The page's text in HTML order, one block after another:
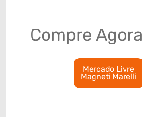
Compre Agora
Mercado Livre
Magneti Marelli